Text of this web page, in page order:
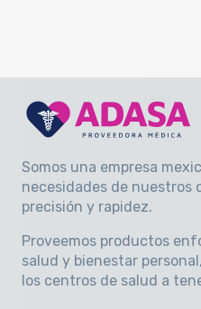
Somos una empresa
necesidades de nuestros
precisión y rapidez.
Proveemos productos
salud y bienestar
los centros de salud a